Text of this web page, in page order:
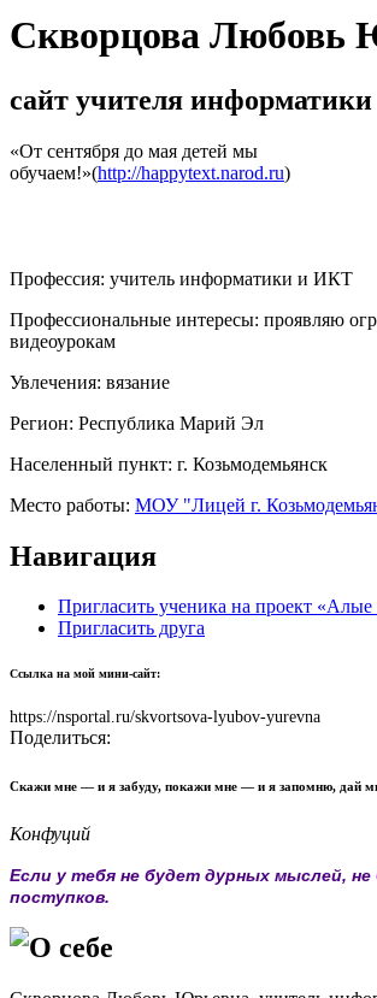
Скворцова Любовь
сайт учителя информатики
«От сентября до мая детей мы
обучаем!»(http://happytext.narod.ru)
Профессия: учитель информатики и ИКТ
Профессиональные интересы: проявляю
видеоурокам
Увлечения: вязание
Регион: Республика Марий Эл
Населенный пункт: г. Козьмодемьянск
Место работы: МОУ "Лицей г.
Навигация
Пригласить ученика на проект «Алые
Пригласить друга
Ссылка на мой мини-сайт:
https://nsportal.ru/skvortsova-lyubov-yurevna
Поделиться:
Скажи мне — и я забуду, покажи мне — и я запомню, дай
Конфуций
Если у тебя не будет дурных мыслей, не
поступков.
О себе